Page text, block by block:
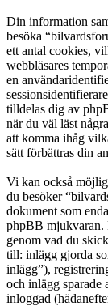
Din information
besöka
ett antal cookies,
webbläsares
en
tilldelas dig av
när du väl läst
att komma ihåg
sätt förbättras din
Vi kan också
du besöker
dokument som
phpBB mjukvaran.
genom vad du
till: inlägg gjorda
inlägg”),
och inlägg sparade
inloggad